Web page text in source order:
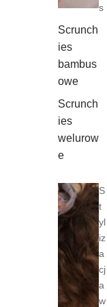
s
Scrunch
ies
bambus
owe
Scrunch
ies
welurow
e
S
t
yl
iz
a
cj
a
w